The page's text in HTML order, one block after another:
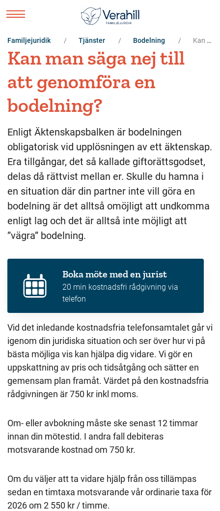
Familjejuridik Tjänster Bodelning Kan man säga nej till att genomföra en bodelning?
Kan man säga nej till
att genomföra en
bodelning?
Enligt Äktenskapsbalken är bodelningen
obligatorisk vid upplösningen av ett äktenskap.
Era tillgångar, det så kallade giftorättsgodset,
delas då rättvist mellan er. Skulle du hamna i
en situation där din partner inte vill göra en
bodelning är det alltså omöjligt att undkomma
enligt lag och det är alltså inte möjligt att
”vägra” bodelning.
Boka möte med en jurist
20 min kostnadsfri rådgivning via
telefon
Vid det inledande kostnadsfria telefonsamtalet går vi
igenom din juridiska situation och ser över hur vi på
bästa möjliga vis kan hjälpa dig vidare. Vi gör en
uppskattning av pris och tidsåtgång och sätter en
gemensam plan framåt. Värdet på den kostnadsfria
rådgivningen är 750 kr inkl moms.
Om- eller avbokning måste ske senast 12 timmar
innan din mötestid. I andra fall debiteras
motsvarande kostnad om 750 kr.
Om du väljer att ta vidare hjälp från oss tillämpas
sedan en timtaxa motsvarande vår ordinarie taxa för
2026 om 2 550 kr / timme.